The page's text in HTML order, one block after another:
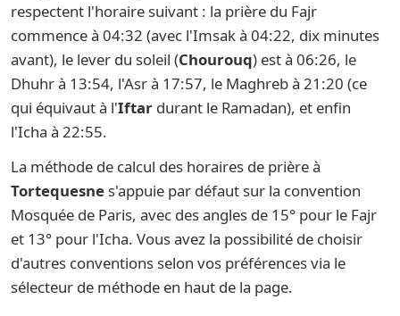
respectent l'horaire suivant : la prière du Fajr
commence à 04:32 (avec l'Imsak à 04:22, dix minutes
avant), le lever du soleil (Chourouq) est à 06:26, le
Dhuhr à 13:54, l'Asr à 17:57, le Maghreb à 21:20 (ce
qui équivaut à l'Iftar durant le Ramadan), et enfin
l'Icha à 22:55.
La méthode de calcul des horaires de prière à
Tortequesne s'appuie par défaut sur la convention
Mosquée de Paris, avec des angles de 15° pour le Fajr
et 13° pour l'Icha. Vous avez la possibilité de choisir
d'autres conventions selon vos préférences via le
sélecteur de méthode en haut de la page.